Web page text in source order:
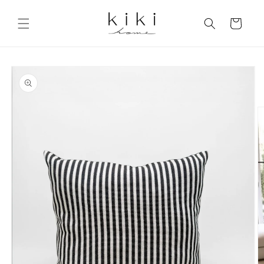
content
Cart
Skip to
product
information